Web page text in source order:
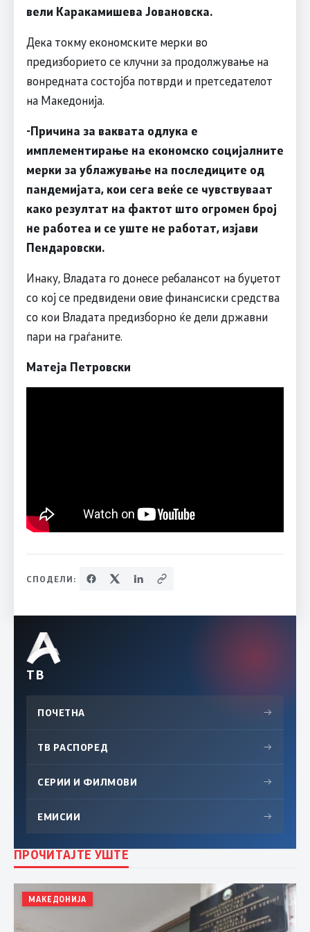
вели Каракамишева Јовановска.
Дека токму економските мерки во
предизборието се клучни за продолжување на
вонредната состојба потврди и претседателот
на Македонија.
-Причина за ваквата одлука е
имплементирање на економско социјалните
мерки за ублажување на последиците од
пандемијата, кои сега веќе се чувствуваат
како резултат на фактот што огромен број
не работеа и се уште не работат, изјави
Пендаровски.
Инаку, Владата го донесе ребалансот на буџетот
со кој се предвидени овие финансиски средства
со кои Владата предизборно ќе дели државни
пари на граѓаните.
Матеја Петровски
СПОДЕЛИ:
ТВ
ПОЧЕТНА →
ТВ РАСПОРЕД →
СЕРИИ И ФИЛМОВИ →
ЕМИСИИ →
ПРОЧИТАЈТЕ УШТЕ
МАКЕДОНИЈА